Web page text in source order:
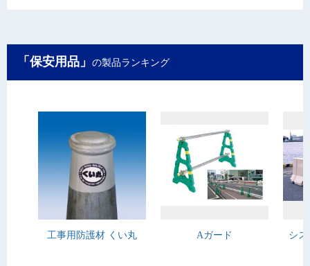
「保安用品」 の製品ランキング
工事用防護材 くい丸 Aガード シ